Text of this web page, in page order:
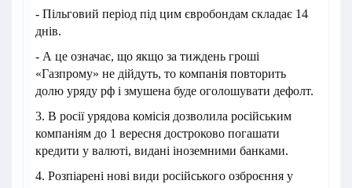
- Пільговий період під цим євробондам складає 14
днів.
- А це означає, що якщо за тиждень гроші
«Газпрому» не дійдуть, то компанія повторить
долю уряду рф і змушена буде оголошувати дефолт.
3. В росії урядова комісія дозволила російським
компаніям до 1 вересня достроково погашати
кредити у валюті, видані іноземними банками.
4. Розпіарені нові види російського озброєння у